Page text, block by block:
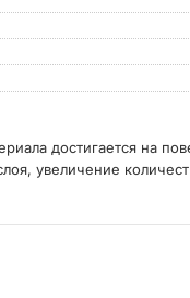
достигается на
увеличение